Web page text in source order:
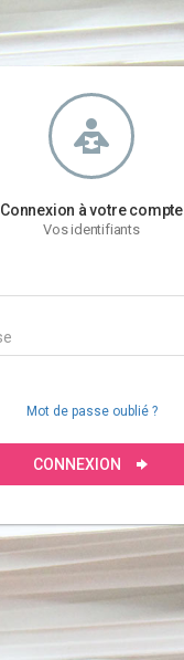
Connexion à votre compte
Vos identifiants
Mot de passe oublié ?
CONNEXION